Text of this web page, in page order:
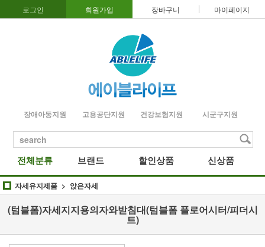
로그인 회원가입 장바구니 마이페이지
장애아동지원 고용공단지원 건강보험지원 시군구지원
search
전체분류 브랜드 할인상품 신상품
자세유지제품 앉은자세
(텀블폼)자세지지용의자와받침대(텀블폼 플로어시터/피더시
트)